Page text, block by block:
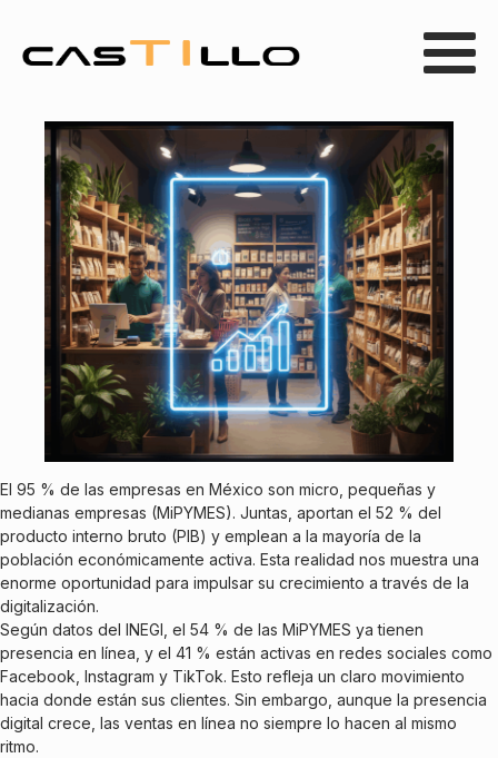
El 95 % de las empresas en México son micro, pequeñas y
medianas empresas (MiPYMES). Juntas, aportan el 52 % del
producto interno bruto (PIB) y emplean a la mayoría de la
población económicamente activa. Esta realidad nos muestra una
enorme oportunidad para impulsar su crecimiento a través de la
digitalización.
Según datos del INEGI, el 54 % de las MiPYMES ya tienen
presencia en línea, y el 41 % están activas en redes sociales como
Facebook, Instagram y TikTok. Esto refleja un claro movimiento
hacia donde están sus clientes. Sin embargo, aunque la presencia
digital crece, las ventas en línea no siempre lo hacen al mismo
ritmo.